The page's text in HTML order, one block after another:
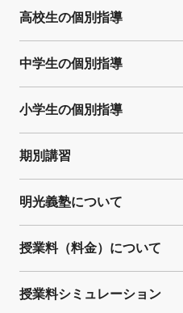
高校生の個別指導
中学生の個別指導
小学生の個別指導
期別講習
明光義塾について
授業料（料金）について
授業料シミュレーション